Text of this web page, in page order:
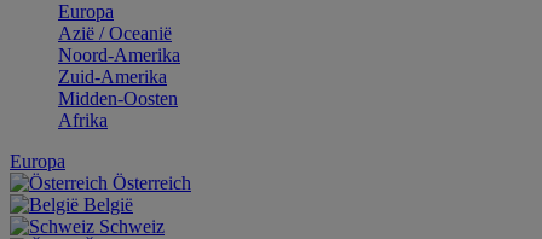
Europa
Aziё / Oceaniё
Noord-Amerika
Zuid-Amerika
Midden-Oosten
Afrika
Europa
Österreich
België
Schweiz